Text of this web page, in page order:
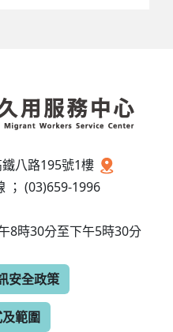
八路195號1樓
； (03)659-1996
8時30分至下午5時30分
安全政策
範圍